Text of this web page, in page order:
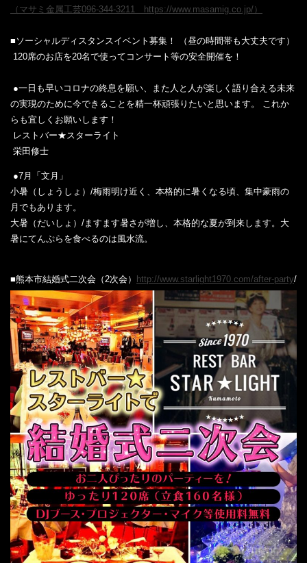
（マサミ金属工芸096-344-3211 https://www.masamig.co.jp/）
■ソーシャルディスタンスイベント募集！ （昼の時間帯も大丈夫です）‎
‎ 120席のお店を20名で使ってコンサート等の安全開催を！ ‎
‎ ●一日も早いコロナの終息を願い、また人と人が楽しく語り合える未来
の実現のために今できることを精一杯頑張りたいと思います。 これか
らも宜しくお願いします！ ‎
‎ レストバー★スターライト ‎
‎ 栄田修士‎
‎ ‎●7月「文月」
小暑（しょうしょ）/梅雨明け近く、本格的に暑くなる頃、集中豪雨の
月でもあります。
大暑（だいしょ）/ますます暑さが増し、本格的な夏が到来します。大
暑にてんぷらを食べるのは風水流。
‎■熊本市結婚式二次会（2次会） http://www.starlight1970.com/after-party/